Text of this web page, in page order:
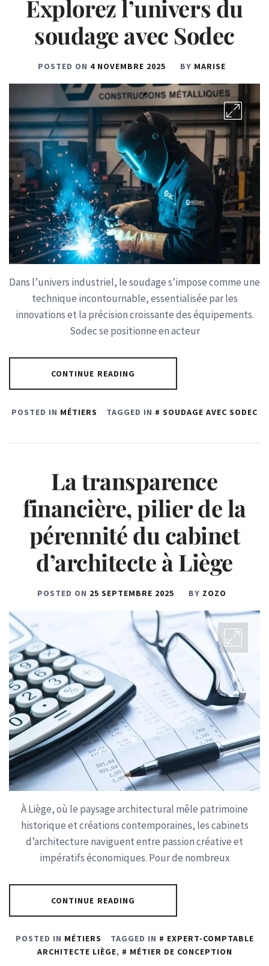
Explorez l’univers du
soudage avec Sodec
POSTED ON 4 NOVEMBRE 2025 BY MARISE
Dans l’univers industriel, le soudage s’impose comme une
technique incontournable, essentialisée par les
innovations et la précision croissante des équipements.
Sodec se positionne en acteur
CONTINUE READING
POSTED IN MÉTIERS TAGGED IN SOUDAGE AVEC SODEC
La transparence
financière, pilier de la
pérennité du cabinet
d’architecte à Liège
POSTED ON 25 SEPTEMBRE 2025 BY ZOZO
À Liège, où le paysage architectural mêle patrimoine
historique et créations contemporaines, les cabinets
d’architecture naviguent entre passion créative et
impératifs économiques. Pour de nombreux
CONTINUE READING
POSTED IN MÉTIERS TAGGED IN
EXPERT-COMPTABLE
ARCHITECTE LIÈGE, MÉTIER DE CONCEPTION